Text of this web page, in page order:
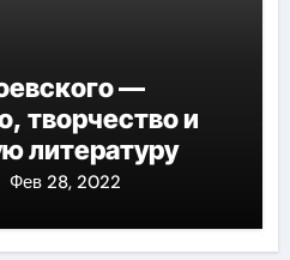
—
творчество и
литературу
Фев 28, 2022